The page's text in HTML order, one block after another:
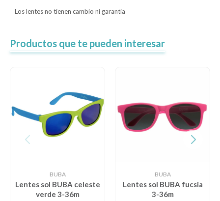
Los lentes no tienen cambio ni garantia
Productos que te pueden interesar
BUBA
Lentes sol BUBA celeste
verde 3-36m
BUBA
Lentes sol BUBA fucsia
3-36m